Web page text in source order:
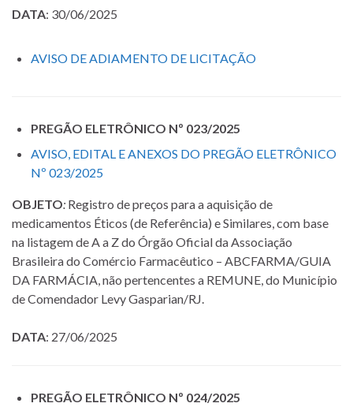
DATA: 30/06/2025
AVISO DE ADIAMENTO DE LICITAÇÃO
PREGÃO ELETRÔNICO Nº 023/2025
AVISO, EDITAL E ANEXOS DO PREGÃO ELETRÔNICO
Nº 023/2025
OBJETO: Registro de preços para a aquisição de
medicamentos Éticos (de Referência) e Similares, com base
na listagem de A a Z do Órgão Oficial da Associação
Brasileira do Comércio Farmacêutico – ABCFARMA/GUIA
DA FARMÁCIA, não pertencentes a REMUNE, do Município
de Comendador Levy Gasparian/RJ.
DATA: 27/06/2025
PREGÃO ELETRÔNICO Nº 024/2025